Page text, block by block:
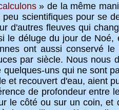
» de la même
scientifiques pour se
d'autres fleuves qui
le déluge du jour de
ont aussi conservé
par siècle. Nous nous
uns qui ne sont
et recouvert d'eau, aient
de profondeur
le côté ou sur un coin,